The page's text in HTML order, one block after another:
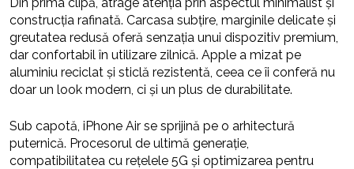
construcția rafinată. Carcasa subțire, marginile delicate și
greutatea redusă oferă senzația unui dispozitiv premium,
dar confortabil în utilizare zilnică. Apple a mizat pe
aluminiu reciclat și sticlă rezistentă, ceea ce îi conferă nu
doar un look modern, ci și un plus de durabilitate.
Sub capotă, iPhone Air se sprijină pe o arhitectură
puternică. Procesorul de ultimă generație,
compatibilitatea cu rețelele 5G și optimizarea pentru